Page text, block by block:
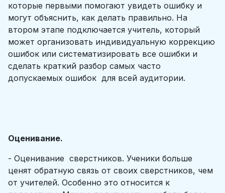
которые первыми помогают увидеть ошибку и
могут объяснить, как делать правильно. На
втором этапе подключается учитель, который
может организовать индивидуальную коррекцию
ошибок или систематизировать все ошибки и
сделать краткий разбор самых часто
допускаемых ошибок для всей аудитории.
Оценивание.
- Оценивание сверстников. Ученики больше
ценят обратную связь от своих сверстников, чем
от учителей. Особенно это относится к